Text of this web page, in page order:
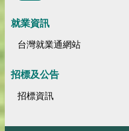
就業資訊
台灣就業通網站
招標及公告
招標資訊